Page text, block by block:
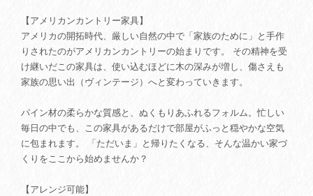
【アメリカンカントリー家具】
アメリカの開拓時代、厳しい自然の中で「家族のために」と手作
りされたのがアメリカンカントリーの始まりです。 その精神を受
け継いだこの家具は、使い込むほどに木の深みが増し、傷さえも
家族の思い出（ヴィンテージ）へと変わっていきます。
パイン材の柔らかな質感と、ぬくもりあふれるフォルム。忙しい
毎日の中でも、この家具があるだけで部屋がふっと穏やかな空気
に包まれます。 「ただいま」と帰りたくなる、そんな温かい家づ
くりをここから始めませんか？
【アレンジ可能】